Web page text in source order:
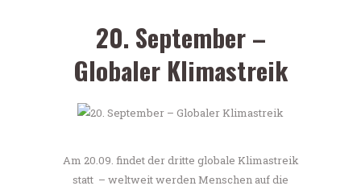
20. September –
Globaler Klimastreik
Am 20.09. findet der dritte globale Klimastreik
statt – weltweit werden Menschen auf die